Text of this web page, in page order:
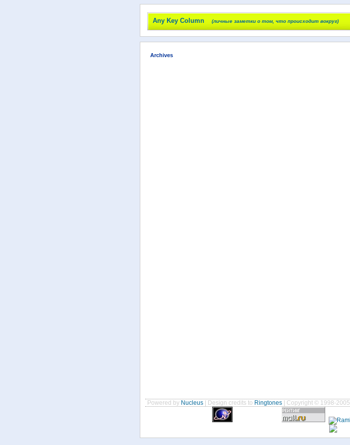
Any Key Column (личные заметки о том, что происходит вокруг)
Archives
Powered by Nucleus | Design credits to Ringtones | Copyright © 1998-2005